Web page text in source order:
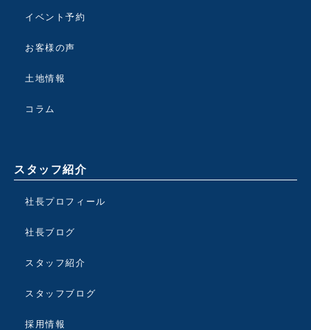
イベント予約
お客様の声
土地情報
コラム
スタッフ紹介
社長プロフィール
社長ブログ
スタッフ紹介
スタッフブログ
採用情報